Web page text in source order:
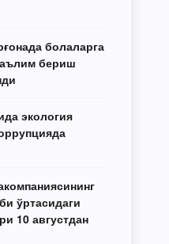
болаларга
бериш
экология
ўртасидаги
10 августдан